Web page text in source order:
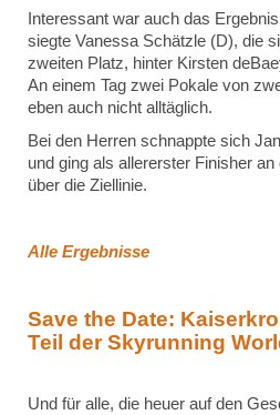
Interessant war auch das
siegte Vanessa Schätzle (D), die
zweiten Platz, hinter Kirsten
An einem Tag zwei Pokale von
eben auch nicht alltäglich.
Bei den Herren schnappte sich
und ging als allererster Finisher
über die Ziellinie.
Alle Ergebnisse
Save the Date:
Teil der Skyrunning
Und für alle, die heuer auf den